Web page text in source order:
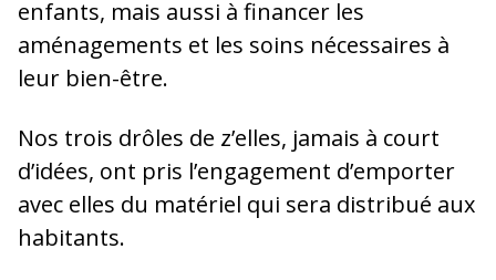
enfants, mais aussi à financer les
aménagements et les soins nécessaires à
leur bien-être.
Nos trois drôles de z’elles, jamais à court
d’idées, ont pris l’engagement d’emporter
avec elles du matériel qui sera distribué aux
habitants.